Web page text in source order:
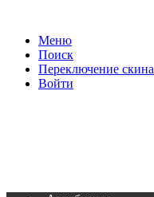
Меню
Поиск
Переключение скина
Войти